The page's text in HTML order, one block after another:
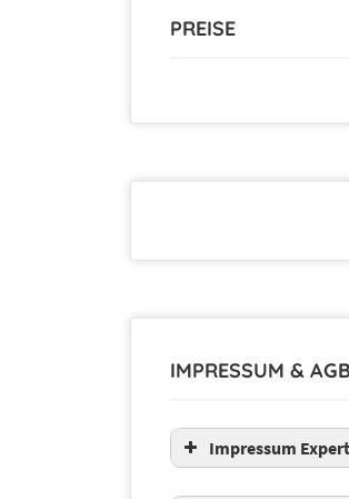
PREISE
IMPRESSUM & AGB
Impressum